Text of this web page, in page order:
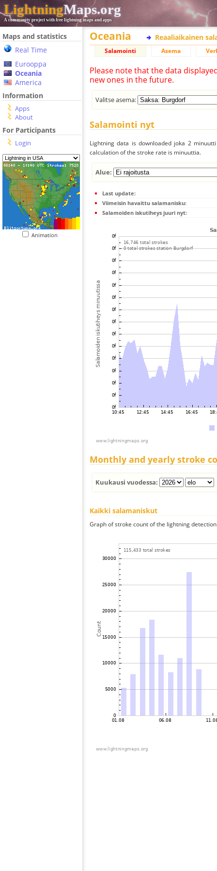
LightningMaps.org
A community project with free lightning maps and apps
Maps and statistics
Real Time
Eurooppa
Oceania
America
Information
Apps
About
For Participants
Login
Animation
Oceania Reaaliaikainen
Salamointi Asema
Please note that the data
new ones in the future.
Valitse asema:
Salamointi nyt
Lightning data is downloaded joka 2
calculation of the stroke rate is minuuttia.
Alue:
Last update:
Viimeisin havaittu salamanisku:
Salamoiden iskutiheys juuri nyt:
Monthly and yearly stroke
Kuukausi vuodessa:
Kaikki salamaniskut
Graph of stroke count of the lightning